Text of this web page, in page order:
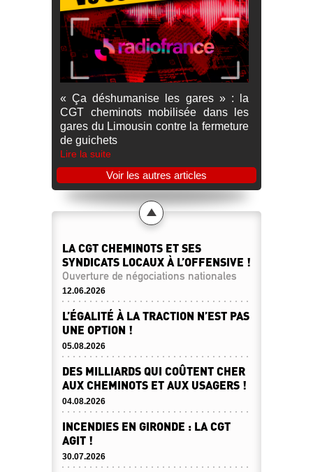
« Ça déshumanise les gares » : la
CGT cheminots mobilisée dans les
gares du Limousin contre la fermeture
de guichets
Lire la suite
Voir les autres articles
LA CGT CHEMINOTS ET SES
SYNDICATS LOCAUX À L’OFFENSIVE !
Ouverture de négociations nationales
12.06.2026
L’ÉGALITÉ À LA TRACTION N’EST PAS
UNE OPTION !
05.08.2026
DES MILLIARDS QUI COÛTENT CHER
AUX CHEMINOTS ET AUX USAGERS !
04.08.2026
INCENDIES EN GIRONDE : LA CGT
AGIT !
30.07.2026